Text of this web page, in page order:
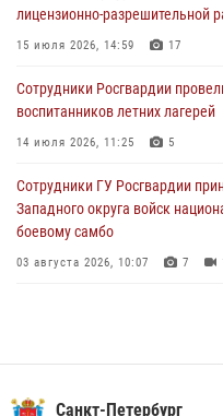
разыскиваемый преступный
05 августа 2026, 12:25 2
Петербургские росгвардейцы
автомобиль, ранее
Ленобласти
лицензионно-разрешительной
15 июля 2026, 14:59 17
Сотрудники Росгвардии
воспитанников летних лагерей
14 июля 2026, 11:25 5
Сотрудники ГУ Росгвардии
Западного округа войск
боевому самбо
03 августа 2026, 10:07 7
В Красногвардейском районе
Санкт-Петербург